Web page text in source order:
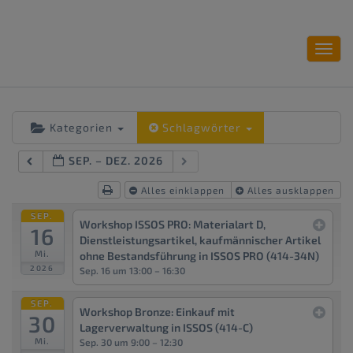
Kategorien Schlagwörter
SEP. – DEZ. 2026
Alles einklappen Alles ausklappen
SEP.
16
Mi.
2026
Workshop ISSOS PRO: Materialart D,
Dienstleistungsartikel, kaufmännischer Artikel
ohne Bestandsführung in ISSOS PRO (414-34N)
Sep. 16 um 13:00 – 16:30
SEP.
30
Mi.
Workshop Bronze: Einkauf mit
Lagerverwaltung in ISSOS (414-C)
Sep. 30 um 9:00 – 12:30